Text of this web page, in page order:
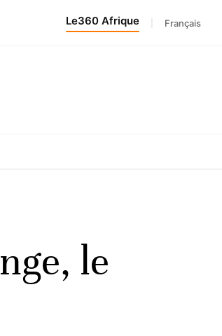
Le360 Afrique Français
le